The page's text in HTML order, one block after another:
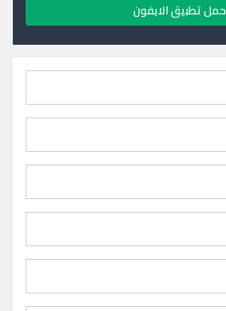
حمل تطبيق الايفون